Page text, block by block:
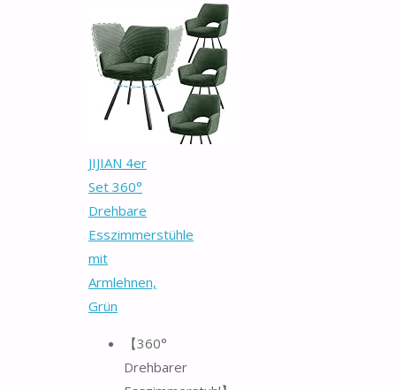
JIJIAN 4er
Set 360°
Drehbare
Esszimmerstühle
mit
Armlehnen,
Grün
【360°
Drehbarer